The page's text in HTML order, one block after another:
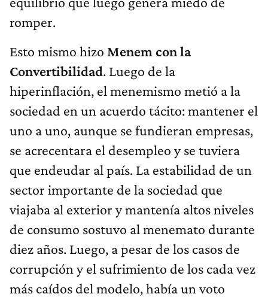
romper.
Esto mismo hizo Menem con la
Convertibilidad. Luego de la
hiperinflación, el menemismo metió a la
sociedad en un acuerdo tácito: mantener el
uno a uno, aunque se fundieran empresas,
se acrecentara el desempleo y se tuviera
que endeudar al país. La estabilidad de un
sector importante de la sociedad que
viajaba al exterior y mantenía altos niveles
de consumo sostuvo al menemato durante
diez años. Luego, a pesar de los casos de
corrupción y el sufrimiento de los cada vez
más caídos del modelo, había un voto